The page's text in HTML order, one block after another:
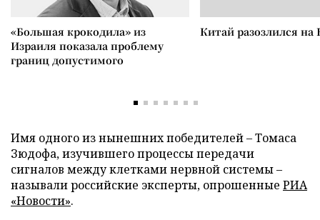
«Большая крокодила» из
Израиля показала проблему
границ допустимого
Китай разозлился на
Имя одного из нынешних победителей – Томаса
Зюдофа, изучившего процессы передачи
сигналов между клетками нервной системы –
называли российские эксперты, опрошенные РИА
«Новости».